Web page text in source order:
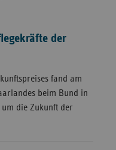
der
fand am
beim Bund in
die Zukunft der